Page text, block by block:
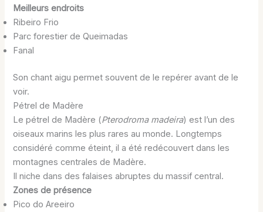
Meilleurs endroits
Ribeiro Frio
Parc forestier de Queimadas
Fanal
Son chant aigu permet souvent de le repérer avant de le
voir.
Pétrel de Madère
Le pétrel de Madère (Pterodroma madeira) est l’un des
oiseaux marins les plus rares au monde. Longtemps
considéré comme éteint, il a été redécouvert dans les
montagnes centrales de Madère.
Il niche dans des falaises abruptes du massif central.
Zones de présence
Pico do Areeiro